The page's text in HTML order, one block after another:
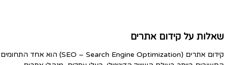
שאלות על קידום אתרים
קידום אתרים (SEO – Search Engine Optimization) הוא אחד התחומים